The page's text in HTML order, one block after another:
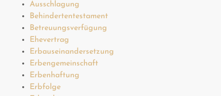
Ausschlagung
Behindertentestament
Betreuungsverfügung
Ehevertrag
Erbauseinandersetzung
Erbengemeinschaft
Erbenhaftung
Erbfolge